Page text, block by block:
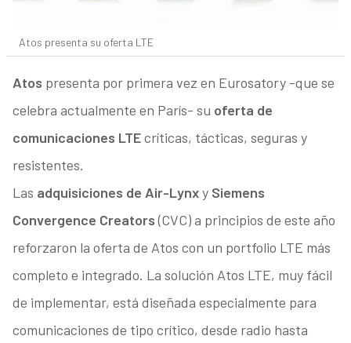
Atos presenta su oferta LTE
Atos presenta por primera vez en Eurosatory -que se
celebra actualmente en París- su oferta de
comunicaciones LTEcríticas, tácticas, seguras y
resistentes.
Las adquisiciones de Air-Lynxy Siemens
Convergence Creators(CVC) a principios de este año
reforzaron la oferta de Atos con un portfolio LTE más
completo e integrado. La solución Atos LTE, muy fácil
de implementar, está diseñada especialmente para
comunicaciones de tipo crítico, desde radio hasta